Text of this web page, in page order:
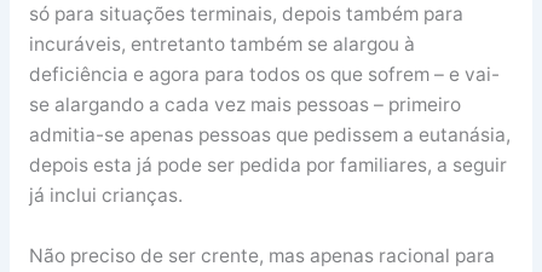
só para situações terminais, depois também para
incuráveis, entretanto também se alargou à
deficiência e agora para todos os que sofrem – e vai-
se alargando a cada vez mais pessoas – primeiro
admitia-se apenas pessoas que pedissem a eutanásia,
depois esta já pode ser pedida por familiares, a seguir
já inclui crianças.
Não preciso de ser crente, mas apenas racional para